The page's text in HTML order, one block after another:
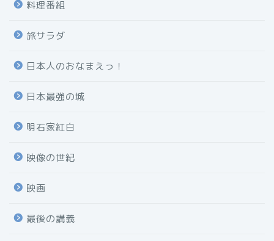
料理番組
旅サラダ
日本人のおなまえっ！
日本最強の城
明石家紅白
映像の世紀
映画
最後の講義